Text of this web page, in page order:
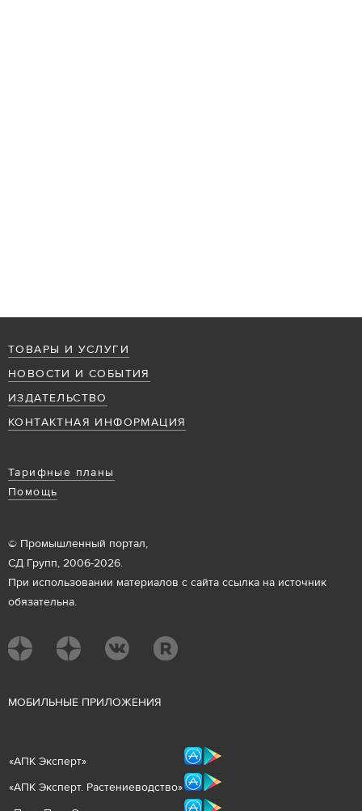
ТОВАРЫ И УСЛУГИ
НОВОСТИ И СОБЫТИЯ
ИЗДАТЕЛЬСТВО
КОНТАКТНАЯ ИНФОРМАЦИЯ
Тарифные планы
Помощь
© Промышленный портал,
СД Групп, 2006-2026.
При использовании материалов с сайта ссылка на источник
обязательна.
МОБИЛЬНЫЕ ПРИЛОЖЕНИЯ
«АПК Эксперт»
«АПК Эксперт. Растениеводство»